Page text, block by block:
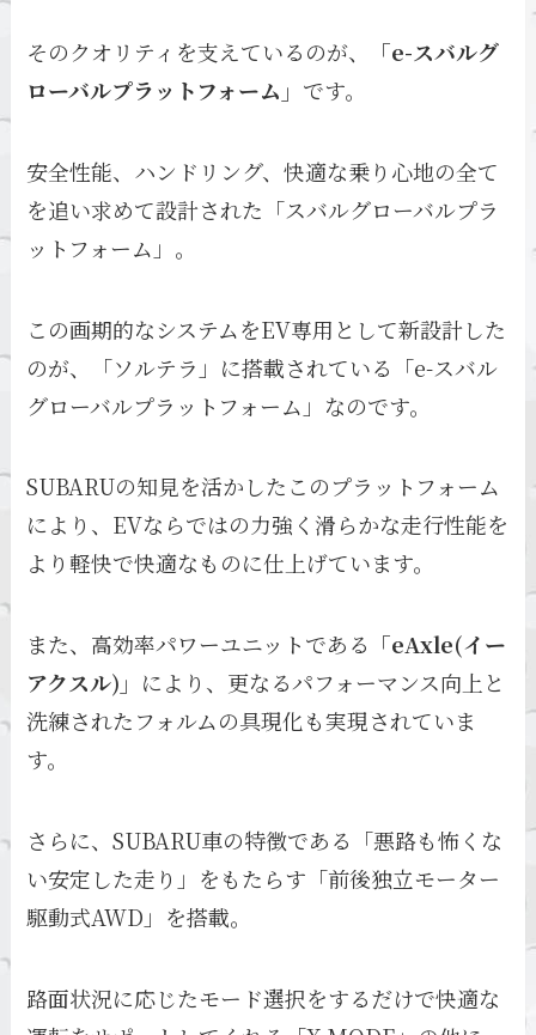
そのクオリティを支えているのが、
「e-スバルグ
ローバルプラットフォーム」 です。
安全性能、ハンドリング、快適な乗り心地の全て
を追い求めて設計された「スバルグローバルプラ
ットフォーム」。
この画期的なシステムをEV専用として新設計した
のが、「ソルテラ」に搭載されている「e-スバル
グローバルプラットフォーム」なのです。
SUBARUの知見を活かしたこのプラットフォーム
により、EVならではの力強く滑らかな走行性能を
より軽快で快適なものに仕上げています。
また、高効率パワーユニットである 「eAxle(イー
アクスル)」 により、更なるパフォーマンス向上と
洗練されたフォルムの具現化も実現されていま
す。
さらに、SUBARU車の特徴である「悪路も怖くな
い安定した走り」をもたらす「前後独立モーター
駆動式AWD」を搭載。
路面状況に応じたモード選択をするだけで快適な